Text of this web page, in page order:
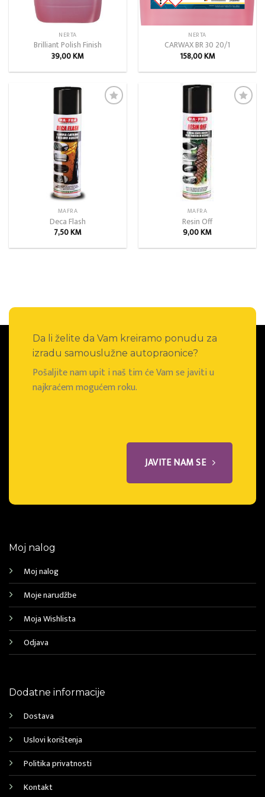
NERTA
Brilliant Polish Finish
39,00KM
NERTA
CARWAX BR 30 20/1
158,00KM
MAFRA
Deca Flash
7,50KM
MAFRA
Resin Off
9,00KM
Da li želite da Vam kreiramo ponudu za
izradu samouslužne autopraonice?
Pošaljite nam upit i naš tim će Vam se javiti u
najkraćem mogućem roku.
JAVITE NAM SE
Moj nalog
Moj nalog
Moje narudžbe
Moja Wishlista
Odjava
Dodatne informacije
Dostava
Uslovi korištenja
Politika privatnosti
Kontakt